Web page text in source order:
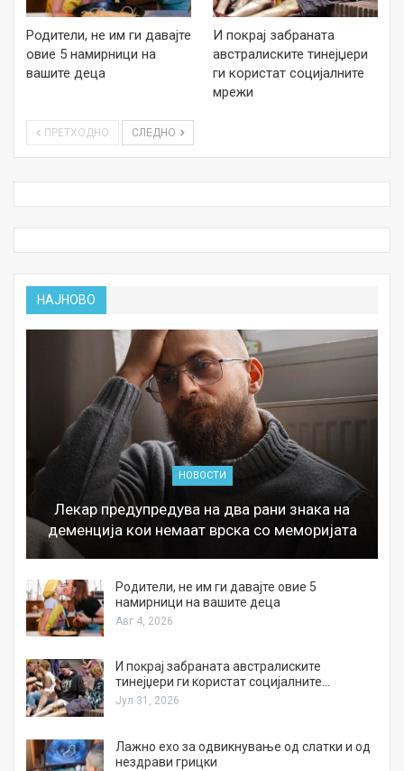
Родители, не им ги давајте
овие 5 намирници на
вашите деца
И покрај забраната
австралиските тинејџери
ги користат социјалните
мрежи
ПРЕТХОДНО СЛЕДНО
НАЈНОВО
НОВОСТИ
Лекар предупредува на два рани знака на
деменција кои немаат врска со меморијата
Родители, не им ги давајте овие 5
намирници на вашите деца
Авг 4, 2026
И покрај забраната австралиските
тинејџери ги користат социјалните…
Јул 31, 2026
Лажно ехо за одвикнување од слатки и од
нездрави грицки